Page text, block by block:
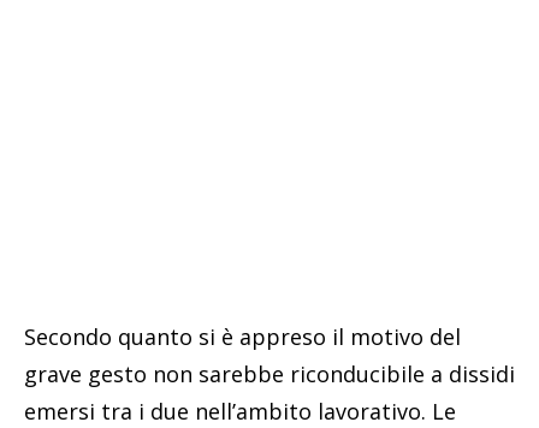
Secondo quanto si è appreso il motivo del
grave gesto non sarebbe riconducibile a dissidi
emersi tra i due nell’ambito lavorativo. Le